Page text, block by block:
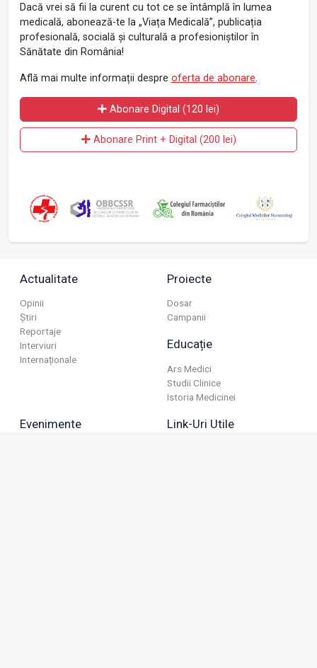
Dacă vrei să fii la curent cu tot ce se întâmplă în lumea
medicală, abonează-te la „Viața Medicală”, publicația
profesională, socială și culturală a profesioniștilor în
Sănătate din România!
Află mai multe informații despre oferta de abonare.
Abonare Digital (120 lei)
Abonare Print + Digital (200 lei)
Actualitate
Opinii
Știri
Reportaje
Interviuri
Internaționale
Proiecte
Dosar
Campanii
Educație
Ars Medici
Studii Clinice
Istoria Medicinei
Evenimente Link-Uri Utile